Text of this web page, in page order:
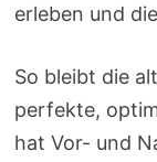
erleben und
So bleibt die
perfekte,
hat Vor- und